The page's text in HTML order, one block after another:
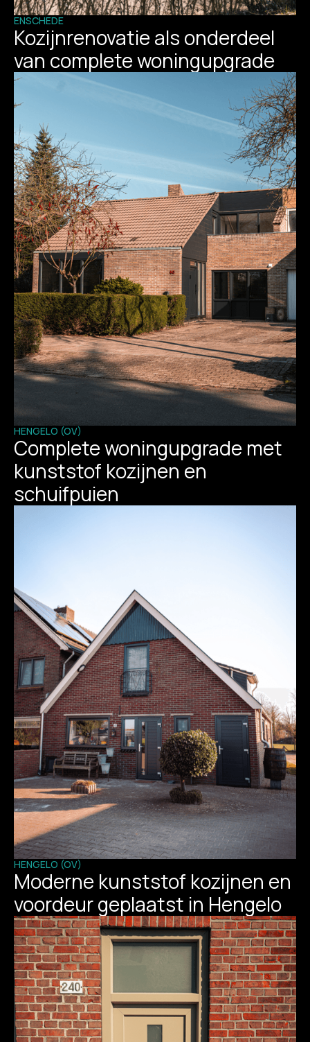
ENSCHEDE
Kozijnrenovatie als onderdeel
van complete woningupgrade
HENGELO (OV)
Complete woningupgrade met
kunststof kozijnen en
schuifpuien
HENGELO (OV)
Moderne kunststof kozijnen en
voordeur geplaatst in Hengelo